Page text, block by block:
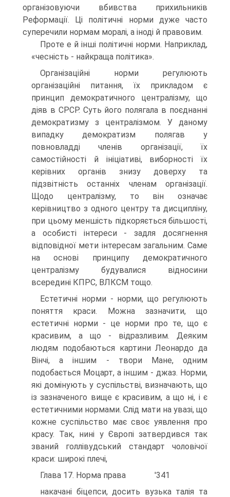
організовуючи вбивства прихильників
Реформації. Ці політичні норми дуже часто
суперечили нормам моралі, а іноді й правовим.
Проте е й інші політичні норми. Наприклад,
«чесність - найкраща політика».
Організаційні норми регулюють
організаційні питання, їх прикладом є
принцип демократичного централізму, що
діяв в СРСР. Суть його полягала в поєднанні
демократизму з централізмом. У даному
випадку демократизм полягав у
повновладді членів організації, їх
самостійності й ініціативі, виборності їх
керівних органів знизу доверху та
підзвітність останніх членам організації.
Щодо централізму, то він означає
керівництво з одного центру та дисципліну,
при цьому меншість підкоряється більшості,
а особисті інтереси - задля досягнення
відповідної мети інтересам загальним. Саме
на основі принципу демократичного
централізму будувалися відносини
всередині КПРС, ВЛКСМ тощо.
Естетичні норми - норми, що регулюють
поняття краси. Можна зазначити, що
естетичні норми - це норми про те, що є
красивим, а що - відразливим. Деяким
людям подобаються картини Леонардо да
Вінчі, а іншим - твори Мане, одним
подобається Моцарт, а іншим - джаз. Норми,
які домінують у суспільстві, визначають, що
із зазначеного вище є красивим, а що ні, і є
естетичними нормами. Слід мати на увазі, що
кожне суспільство має своє уявлення про
красу. Так, нині у Європі затвердився так
званий голлівудський стандарт чоловічої
краси: широкі плечі,
Глава 17. Норма права '341
накачані біцепси, досить вузька талія та